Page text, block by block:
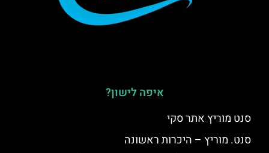
איפה לישון?
סנט מוריץ אתר סקי
סנט. מוריץ – היכרות ראשונה